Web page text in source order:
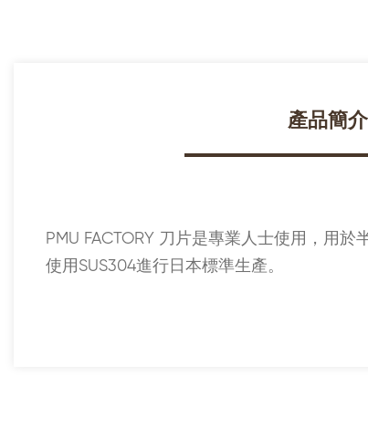
產品簡介
PMU FACTORY 刀片是專業人士使用，用
使用SUS304進行日本標準生產。